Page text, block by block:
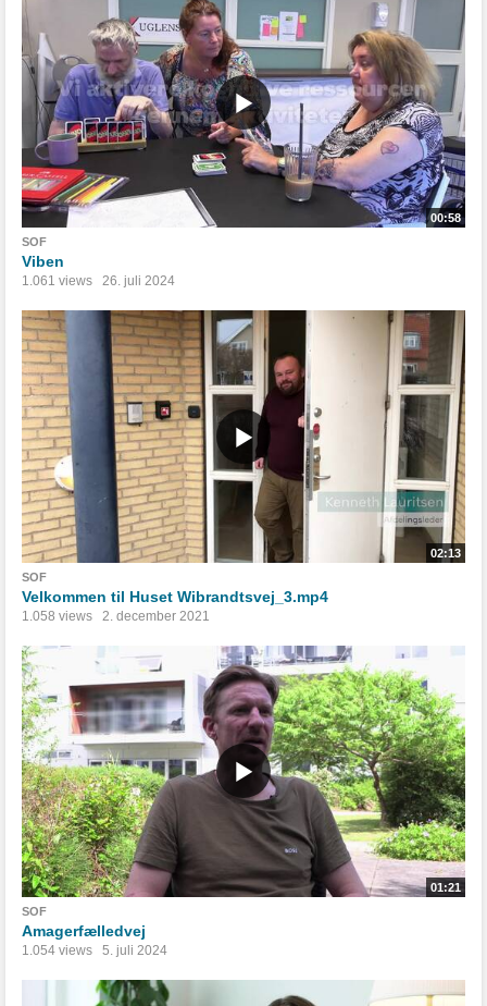
00:58
SOF
Viben
1.061 views 26. juli 2024
02:13
SOF
Velkommen til Huset Wibrandtsvej_3.mp4
1.058 views 2. december 2021
01:21
SOF
Amagerfælledvej
1.054 views 5. juli 2024